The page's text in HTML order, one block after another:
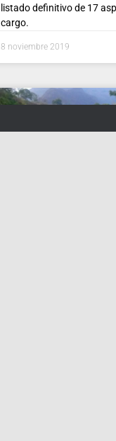
listado definitivo de 17
cargo.
8 noviembre 2019